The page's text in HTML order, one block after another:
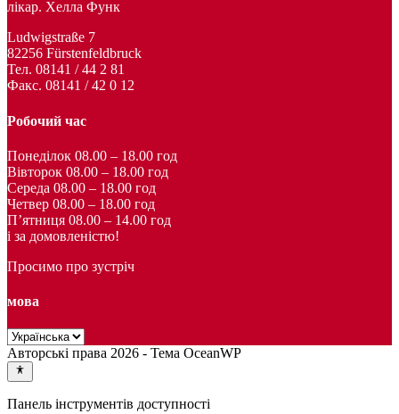
лікар. Хелла Функ
Ludwigstraße 7
82256 Fürstenfeldbruck
Тел. 08141 / 44 2 81
Факс. 08141 / 42 0 12
Робочий час
Понеділок 08.00 – 18.00 год
Вівторок 08.00 – 18.00 год
Середа 08.00 – 18.00 год
Четвер 08.00 – 18.00 год
П’ятниця 08.00 – 14.00 год
і за домовленістю!
Просимо про зустріч
мова
Авторські права 2026 - Тема OceanWP
Панель інструментів доступності